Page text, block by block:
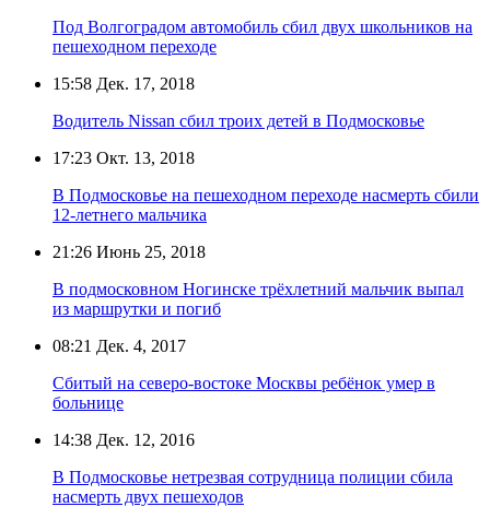
Под Волгоградом автомобиль сбил двух школьников на
пешеходном переходе
15:58 Дек. 17, 2018
Водитель Nissan сбил троих детей в Подмосковье
17:23 Окт. 13, 2018
В Подмосковье на пешеходном переходе насмерть сбили
12-летнего мальчика
21:26 Июнь 25, 2018
В подмосковном Ногинске трёхлетний мальчик выпал
из маршрутки и погиб
08:21 Дек. 4, 2017
Сбитый на северо-востоке Москвы ребёнок умер в
больнице
14:38 Дек. 12, 2016
В Подмосковье нетрезвая сотрудница полиции сбила
насмерть двух пешеходов